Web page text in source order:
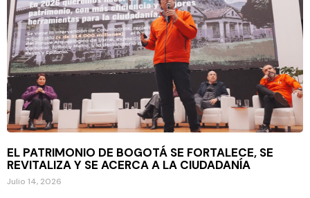
EL PATRIMONIO DE BOGOTÁ SE FORTALECE, SE
REVITALIZA Y SE ACERCA A LA CIUDADANÍA
Julio 14, 2026